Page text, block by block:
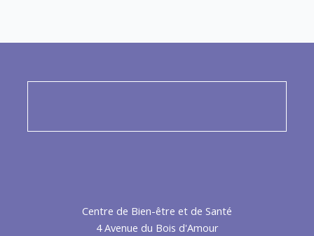
Centre de Bien-être et de Santé
4 Avenue du Bois d'Amour